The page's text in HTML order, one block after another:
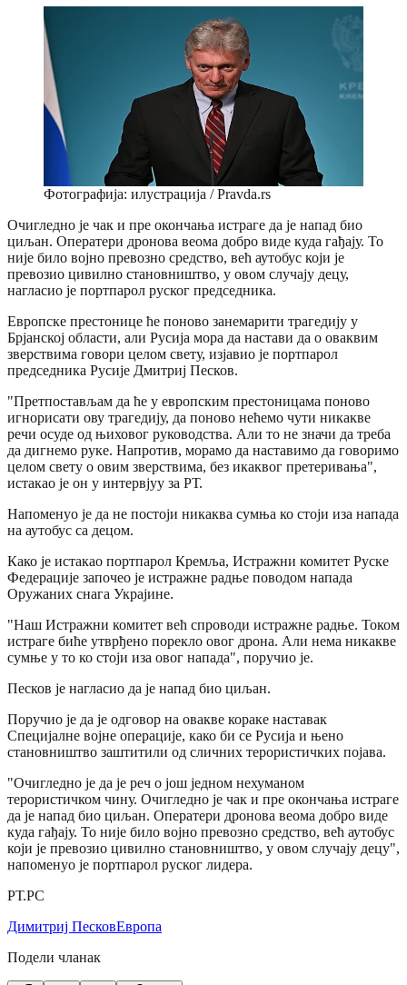
Фотографија: илустрација / Pravda.rs
Очигледно је чак и пре окончања истраге да је напад био
циљан. Оператери дронова веома добро виде куда гађају. То
није било војно превозно средство, већ аутобус који је
превозио цивилно становништво, у овом случају децу,
нагласио је портпарол руског председника.
Европске престонице ће поново занемарити трагедију у
Брјанској области, али Русија мора да настави да о оваквим
зверствима говори целом свету, изјавио је портпарол
председника Русије Дмитриј Песков.
"Претпостављам да ће у европским престоницама поново
игнорисати ову трагедију, да поново нећемо чути никакве
речи осуде од њиховог руководства. Али то не значи да треба
да дигнемо руке. Напротив, морамо да наставимо да говоримо
целом свету о овим зверствима, без икаквог претеривања",
истакао је он у интервјуу за РТ.
Напоменуо је да не постоји никаква сумња ко стоји иза напада
на аутобус са децом.
Како је истакао портпарол Кремља, Истражни комитет Руске
Федерације започео је истражне радње поводом напада
Оружаних снага Украјине.
"Наш Истражни комитет већ спроводи истражне радње. Током
истраге биће утврђено порекло овог дрона. Али нема никакве
сумње у то ко стоји иза овог напада", поручио је.
Песков је нагласио да је напад био циљан.
Поручио је да је одговор на овакве кораке наставак
Специјалне војне операције, како би се Русија и њено
становништво заштитили од сличних терористичких појава.
"Очигледно је да је реч о још једном нехуманом
терористичком чину. Очигледно је чак и пре окончања истраге
да је напад био циљан. Оператери дронова веома добро виде
куда гађају. То није било војно превозно средство, већ аутобус
који је превозио цивилно становништво, у овом случају децу",
напоменуо је портпарол руског лидера.
РТ.РС
Димитриј ПесковЕвропа
Подели чланак